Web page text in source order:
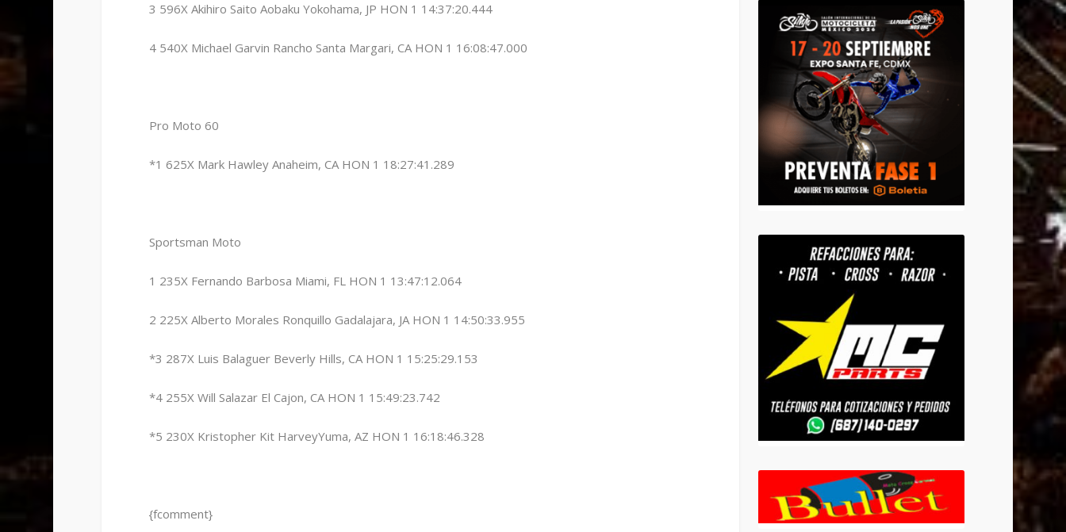
3 596X Akihiro Saito Aobaku Yokohama, JP HON 1 14:37:20.444
4 540X Michael Garvin Rancho Santa Margari, CA HON 1 16:08:47.000
Pro Moto 60
*1 625X Mark Hawley Anaheim, CA HON 1 18:27:41.289
Sportsman Moto
1 235X Fernando Barbosa Miami, FL HON 1 13:47:12.064
2 225X Alberto Morales Ronquillo Gadalajara, JA HON 1 14:50:33.955
*3 287X Luis Balaguer Beverly Hills, CA HON 1 15:25:29.153
*4 255X Will Salazar El Cajon, CA HON 1 15:49:23.742
*5 230X Kristopher Kit HarveyYuma, AZ HON 1 16:18:46.328
{fcomment}